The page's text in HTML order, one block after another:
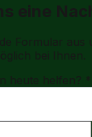
eine
Formular aus
bei Ihnen.
heute helfen? *